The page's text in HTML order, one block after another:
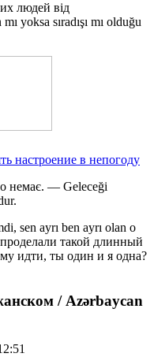
людей від
yoksa sıradışı mı olduğu
настроение в непогоду
немає. — Geleceği
sen ayrı ben ayrı olan o
такой длинный
идти, ты один и я одна?
/ Azərbaycan